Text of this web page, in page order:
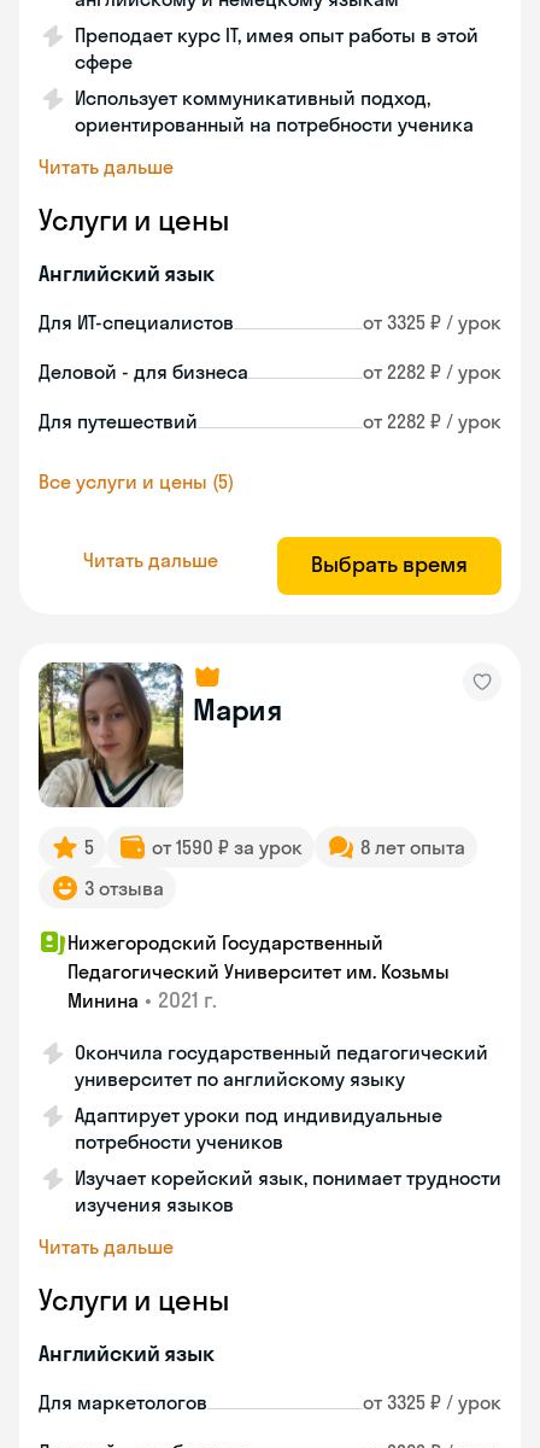
Преподает курс IT, имея опыт работы в этой
сфере
Использует коммуникативный подход,
ориентированный на потребности ученика
Читать дальше
Услуги и цены
Английский язык
Для ИТ-специалистов от 3325 ₽ / урок
Деловой - для бизнеса от 2282 ₽ / урок
Для путешествий от 2282 ₽ / урок
Все услуги и цены (5)
Читать дальше Выбрать время
Мария
5 от 1590 ₽ за урок
8 лет опыта
3 отзыва
Нижегородский Государственный
Педагогический Университет им. Козьмы
Минина • 2021 г.
Окончила государственный педагогический
университет по английскому языку
Адаптирует уроки под индивидуальные
потребности учеников
Изучает корейский язык, понимает трудности
изучения языков
Читать дальше
Услуги и цены
Английский язык
Для маркетологов от 3325 ₽ / урок